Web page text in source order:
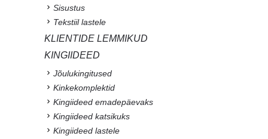
Sisustus
Tekstiil lastele
KLIENTIDE LEMMIKUD
KINGIIDEED
Jõulukingitused
Kinkekomplektid
Kingiideed emadepäevaks
Kingiideed katsikuks
Kingiideed lastele